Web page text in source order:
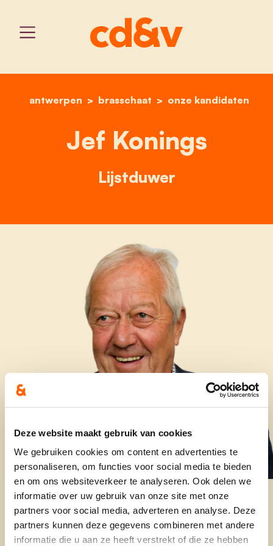
Deze website maakt gebruik van cookies
We gebruiken cookies om content en advertenties te
personaliseren, om functies voor social media te bieden
en om ons websiteverkeer te analyseren. Ook delen we
informatie over uw gebruik van onze site met onze
partners voor social media, adverteren en analyse. Deze
partners kunnen deze gegevens combineren met andere
informatie die u aan ze heeft verstrekt of die ze hebben
home
antwerpen brasschaat onze kandidaten
jef konings
Jef Konings
Lijstduwer